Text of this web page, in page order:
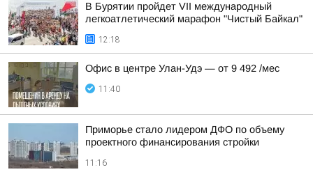
В Бурятии пройдет VII международный
легкоатлетический марафон "Чистый Байкал"
12:18
Офис в центре Улан-Удэ — от 9 492 /мес
11:40
Приморье стало лидером ДФО по объему
проектного финансирования стройки
11:16